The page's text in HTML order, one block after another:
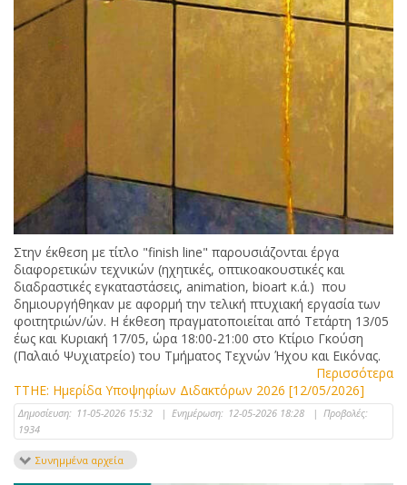
Στην έκθεση με τίτλο "finish line" παρουσιάζονται έργα
διαφορετικών τεχνικών (ηχητικές, οπτικοακουστικές και
διαδραστικές εγκαταστάσεις, animation, bioart κ.ά.) που
δημιουργήθηκαν με αφορμή την τελική πτυχιακή εργασία των
φοιτητριών/ών. Η έκθεση πραγματοποιείται από Τετάρτη 13/05
έως και Κυριακή 17/05, ώρα 18:00-21:00 στο Κτίριο Γκούση
(Παλαιό Ψυχιατρείο) του Τμήματος Τεχνών Ήχου και Εικόνας.
Περισσότερα
ΤΤΗΕ: Ημερίδα Υποψηφίων Διδακτόρων 2026 [12/05/2026]
Δημοσίευση: 11-05-2026 15:32 | Ενημέρωση: 12-05-2026 18:28 | Προβολές:
1934
Συνημμένα αρχεία